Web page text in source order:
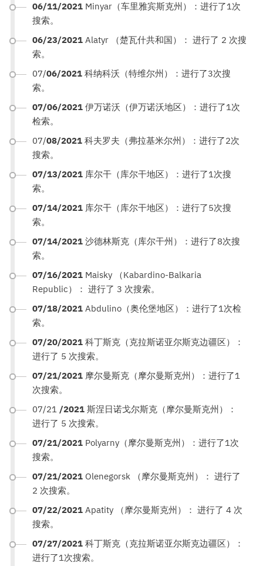
06/11/2021 Minyar（车里雅宾斯克州）：进行了1次
搜索。
06/23/2021 Alatyr （楚瓦什共和国）： 进行了 2 次搜
索。
07/06/2021 科纳科沃（特维尔州）：进行了3次搜
索。
07/06/2021 伊万诺沃（伊万诺沃地区）：进行了1次
检索。
07/08/2021 科夫罗夫（弗拉基米尔州）：进行了2次
搜索。
07/13/2021 库尔干（库尔干地区）：进行了1次搜
索。
07/14/2021 库尔干（库尔干地区）：进行了5次搜
索。
07/14/2021 沙德林斯克（库尔干州）：进行了8次搜
索。
07/16/2021 Maisky （Kabardino-Balkaria
Republic）： 进行了 3 次搜索。
07/18/2021 Abdulino（奥伦堡地区）：进行了1次检
索。
07/20/2021 科丁斯克（克拉斯诺亚尔斯克边疆区）：
进行了 5 次搜索。
07/21/2021 摩尔曼斯克（摩尔曼斯克州）：进行了1
次搜索。
07/21 /2021 斯涅日诺戈尔斯克（摩尔曼斯克州）：
进行了 5 次搜索。
07/21/2021 Polyarny（摩尔曼斯克州）：进行了1次
搜索。
07/21/2021 Olenegorsk （摩尔曼斯克州）： 进行了
2 次搜索。
07/22/2021 Apatity （摩尔曼斯克州）： 进行了 4 次
搜索。
07/27/2021 科丁斯克（克拉斯诺亚尔斯克边疆区）：
进行了1次搜索。